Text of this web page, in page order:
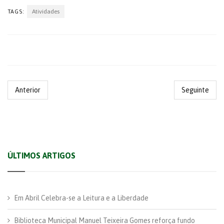
TAGS: Atividades
Anterior Seguinte
ÚLTIMOS ARTIGOS
Em Abril Celebra-se a Leitura e a Liberdade
Biblioteca Municipal Manuel Teixeira Gomes reforça fundo